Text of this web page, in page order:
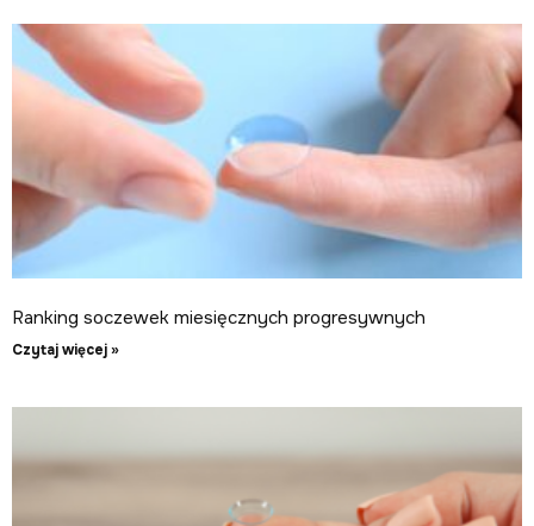
Ranking soczewek miesięcznych progresywnych
Czytaj więcej »